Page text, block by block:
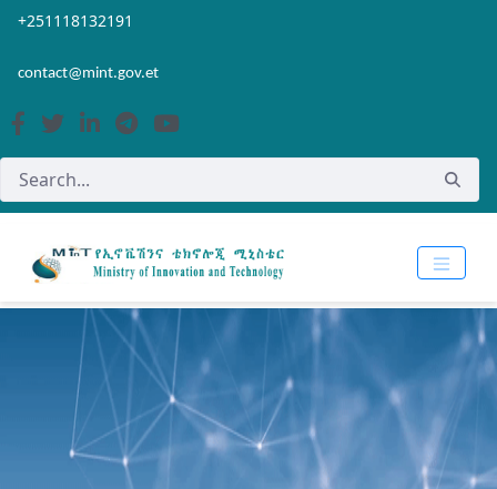
Skip to Main Content
Open Accessibility Menu
+251118132191
contact@mint.gov.et